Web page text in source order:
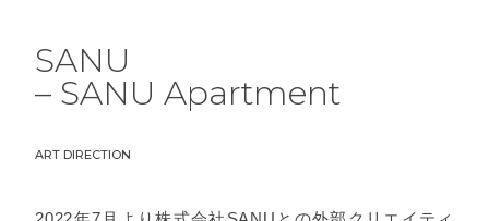
SANU
– SANU Apartment
ART DIRECTION